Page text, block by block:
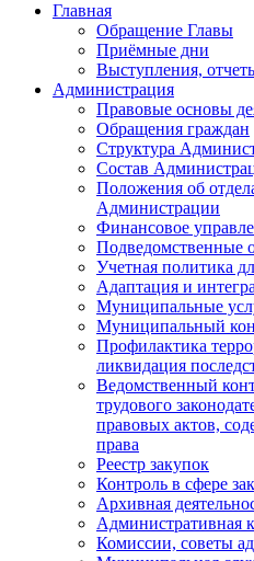
Главная
Обращение Главы
Приёмные дни
Выступления,
Администрация
Правовые основы
Обращения граждан
Структура
Состав
Положения об
Администрации
Финансовое
Подведомственные
Учетная политика
Адаптация и
Муниципальные
Муниципальный
Профилактика
ликвидация
Ведомственный
трудового
правовых актов,
права
Реестр закупок
Контроль в сфере
Архивная
Административная
Комиссии, советы